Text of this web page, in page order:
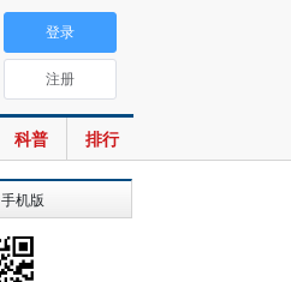
科普 排行
登录
注册
手机版